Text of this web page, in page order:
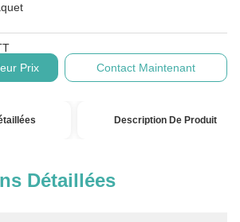
Prix
Contact Maintenant
Description De Produit
Détaillées